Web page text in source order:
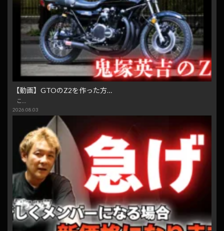
【動画】GTOのZ2を作った方…
こ…
2026.08.03